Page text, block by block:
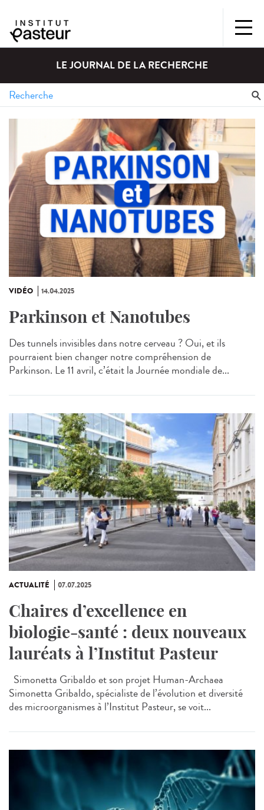
LE JOURNAL DE LA RECHERCHE
VIDÉO 14.04.2025
Parkinson et Nanotubes
Des tunnels invisibles dans notre cerveau ? Oui, et ils
pourraient bien changer notre compréhension de
Parkinson. Le 11 avril, c’était la Journée mondiale de...
ACTUALITÉ 07.07.2025
Chaires d’excellence en
biologie-santé : deux nouveaux
lauréats à l’Institut Pasteur
Simonetta Gribaldo et son projet Human-Archaea
Simonetta Gribaldo, spécialiste de l’évolution et diversité
des microorganismes à l’Institut Pasteur, se voit...